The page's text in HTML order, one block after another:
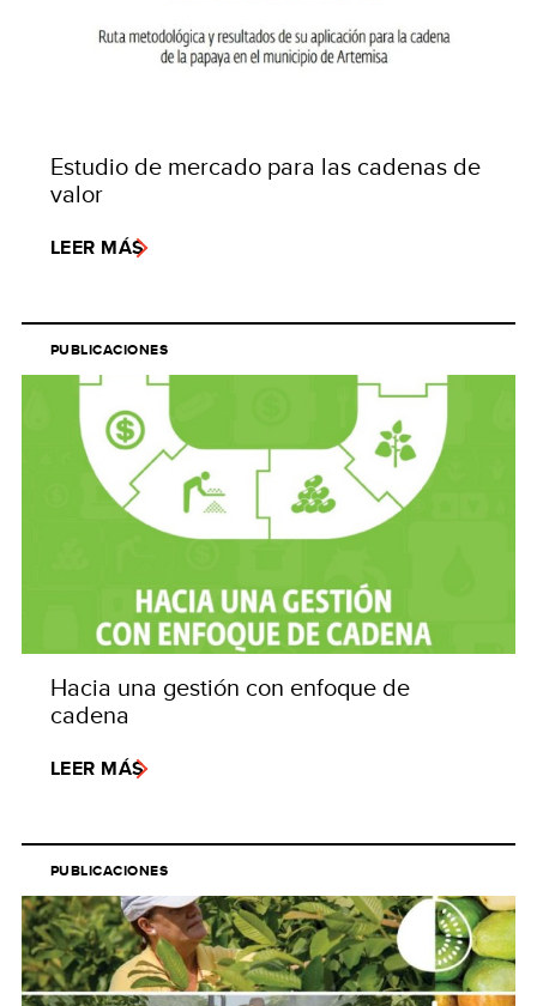
Estudio de mercado para las cadenas de
valor
LEER MÁS
PUBLICACIONES
Hacia una gestión con enfoque de
cadena
LEER MÁS
PUBLICACIONES